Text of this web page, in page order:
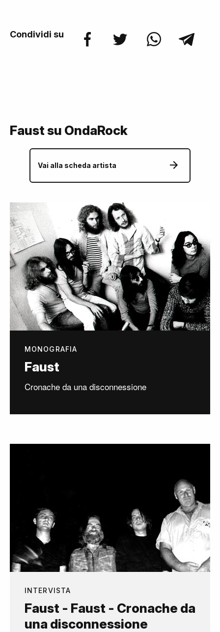
Condividi su
Faust su OndaRock
Vai alla scheda artista
MONOGRAFIA
Faust
Cronache da una disconnessione
INTERVISTA
Faust - Faust - Cronache da
una disconnessione